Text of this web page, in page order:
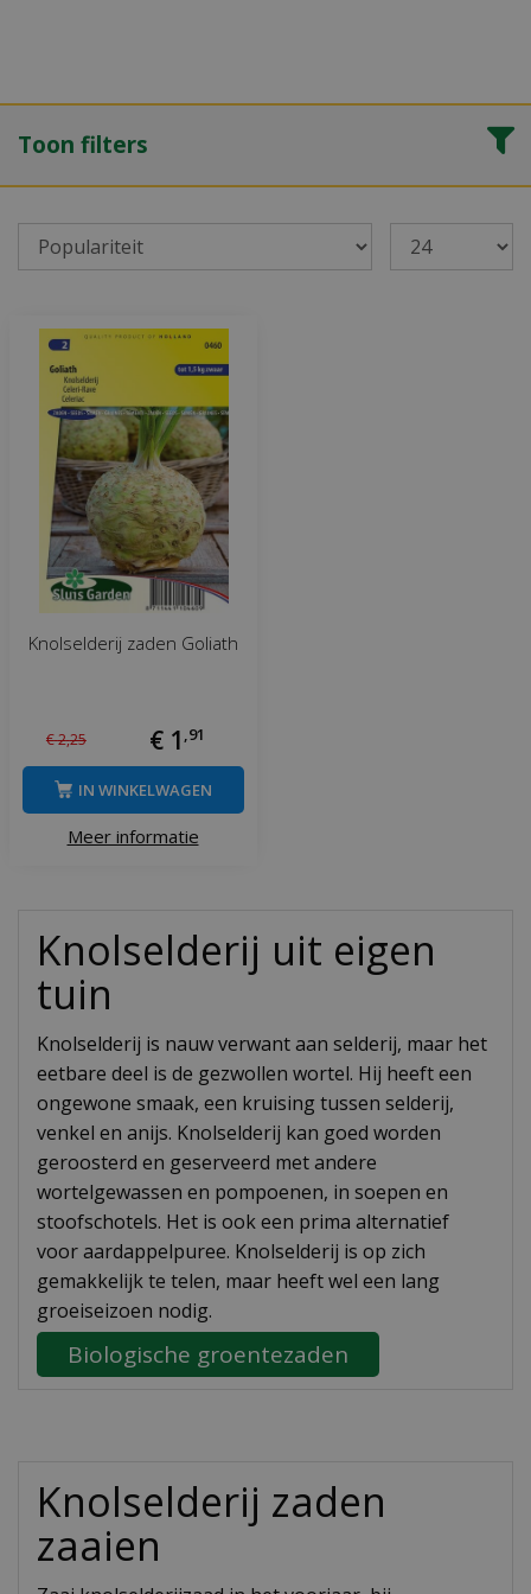
Toon filters
Knolselderij zaden Goliath
€2,25 € 1 91
Meer informatie
IN WINKELWAGEN
Knolselderij uit eigen
tuin
Knolselderij is nauw verwant aan selderij, maar het
eetbare deel is de gezwollen wortel. Hij heeft een
ongewone smaak, een kruising tussen selderij,
venkel en anijs. Knolselderij kan goed worden
geroosterd en geserveerd met andere
wortelgewassen en pompoenen, in soepen en
stoofschotels. Het is ook een prima alternatief
voor aardappelpuree. Knolselderij is op zich
gemakkelijk te telen, maar heeft wel een lang
groeiseizoen nodig.
Biologische groentezaden
Knolselderij zaden
zaaien